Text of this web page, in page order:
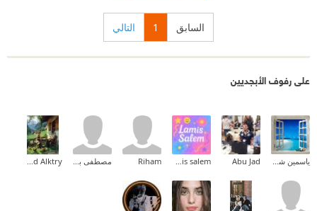
السابق 1 التالي
على رفوف الأبجديين
ياسمين شرف Abu Jad
lamis salem
Riham مصطفى بسيونى Ahmed Alktry